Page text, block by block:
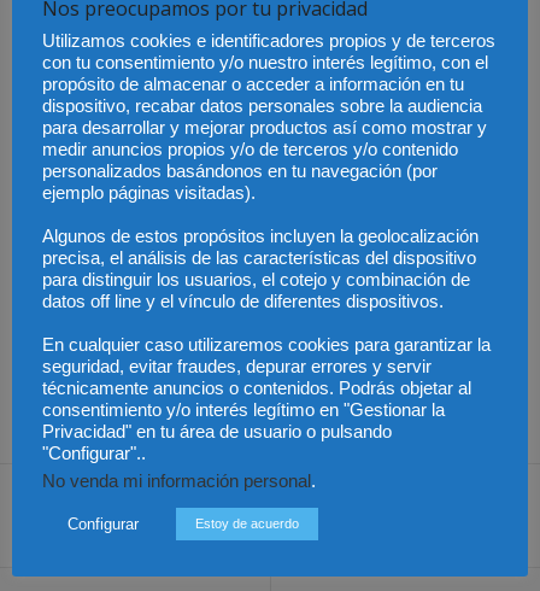
emanadas de procesos penales o de aquellos regulados por la Ley
20.377, sobre declaración de ausencia por desaparición forzada de
personas.
g) Las resoluciones que dicte la Subsecretaría de Derechos
Humanos.
conformación del Registro. También norma el contenido de la
inscripción donde, por ejemplo, se consignará el nombre de la
persona, su nacionalidad, fecha de nacimiento y edad efectiva o
aproximada de la persona al momento de la desaparición.
Igualmente, se incluirá la fecha en que la persona fue arrestada,
detenida, secuestrada o privada de libertad de cualquier otra
forma.
Share
Nos preocupamos por tu privacidad
Utilizamos cookies e identificadores propios y de terceros
con tu consentimiento y/o nuestro interés legítimo, con el
propósito de almacenar o acceder a información en tu
dispositivo, recabar datos personales sobre la audiencia
para desarrollar y mejorar productos así como mostrar y
medir anuncios propios y/o de terceros y/o contenido
personalizados basándonos en tu navegación (por
ejemplo páginas visitadas).
Algunos de estos propósitos incluyen la geolocalización
precisa, el análisis de las características del dispositivo
para distinguir los usuarios, el cotejo y combinación de
datos off line y el vínculo de diferentes dispositivos.
En cualquier caso utilizaremos cookies para garantizar la
seguridad, evitar fraudes, depurar errores y servir
técnicamente anuncios o contenidos. Podrás objetar al
consentimiento y/o interés legítimo en "Gestionar la
Privacidad" en tu área de usuario o pulsando
"Configurar"..
No venda mi información personal .
Configurar Estoy de acuerdo